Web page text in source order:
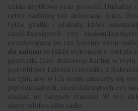
szkło użytkowe oraz porcelit. Unikalny
retro nadadzą też dekoracje ścian.
tylko grafiki i plakaty, które
sześćdziesiątych czy
przeżywająca po raz kolejny swoje
do salonu to także wykonane z metalu
gazetniki. Jako dekoracje kuchni w
porcelitowe talerze i ceramikę z
na tym, aby w ich domu znalazły się
pięćdziesiątych, sześćdziesiątych czy
szukać na targach starości. W roli
stary telefon albo radio.